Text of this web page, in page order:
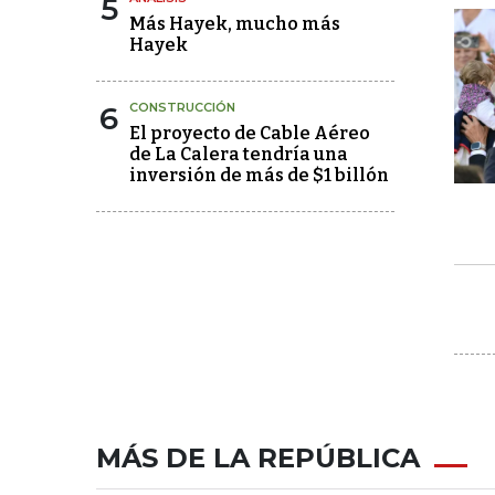
5 Más Hayek, mucho más
Hayek
6 CONSTRUCCIÓN
El proyecto de Cable Aéreo
de La Calera tendría una
inversión de más de $1 billón
MÁS DE LA REPÚBLICA